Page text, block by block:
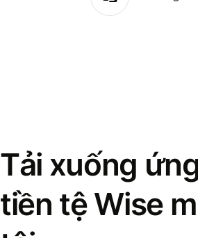
Tải xuống
tiền tệ Wise